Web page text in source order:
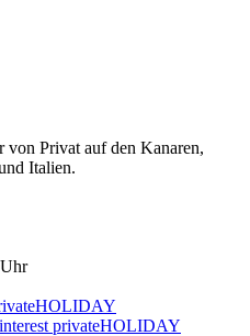
von Privat auf den Kanaren,
Italien.